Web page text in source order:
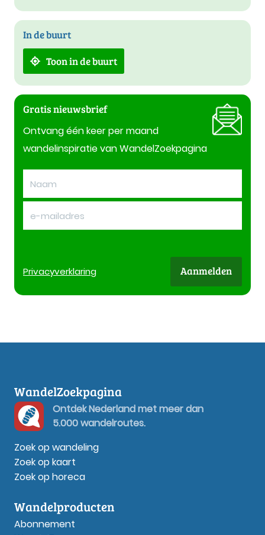
In de buurt
Toon in de buurt
Gratis nieuwsbrief
Ontvang één keer per maand
wandelinspiratie van WandelZoekpagina
Privacyverklaring Aanmelden
WandelZoekpagina
Ontdek Nederland met meer dan
5.000 wandelroutes.
Zoek op wandeling
Zoek op kaart
Zoek op horeca
Wandelproducten
Abonnement